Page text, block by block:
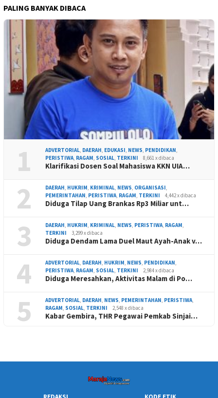
PALING BANYAK DIBACA
1 ADVERTORIAL, DAERAH, EDUKASI, NEWS, PENDIDIKAN,
PERISTIWA, RAGAM, SOSIAL, TERKINI 8,661 x dibaca
Klarifikasi Dosen Soal Mahasiswa KKN UIA…
2 DAERAH, HUKRIM, KRIMINAL, NEWS, ORGANISASI,
PEMERINTAHAN, PERISTIWA, RAGAM, TERKINI 4,442 x dibaca
Diduga Tilap Uang Brankas Rp3 Miliar unt…
3 DAERAH, HUKRIM, KRIMINAL, NEWS, PERISTIWA, RAGAM,
TERKINI
3,299 x dibaca
Diduga Dendam Lama Duel Maut Ayah-Anak v…
4 ADVERTORIAL, DAERAH, HUKRIM, NEWS, PENDIDIKAN,
PERISTIWA, RAGAM, SOSIAL, TERKINI 2,984 x dibaca
Diduga Meresahkan, Aktivitas Malam di Po…
5 ADVERTORIAL, DAERAH, NEWS, PEMERINTAHAN, PERISTIWA,
RAGAM, SOSIAL, TERKINI 2,548 x dibaca
Kabar Gembira, THR Pegawai Pemkab Sinjai…